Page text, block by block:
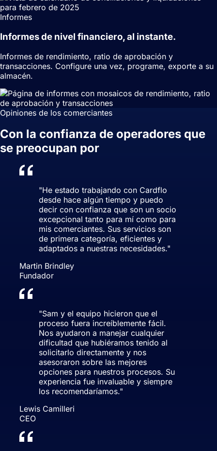
Informes
Informes de nivel financiero, al instante.
Informes de rendimiento, ratio de aprobación y
transacciones. Configure una vez, programe, exporte a su
almacén.
Opiniones de los comerciantes
Con la confianza de operadores que
se preocupan por
"He estado trabajando con Cardflo
desde hace algún tiempo y puedo
decir con confianza que son un socio
excepcional tanto para mí como para
mis comerciantes. Sus servicios son
de primera categoría, eficientes y
adaptados a nuestras necesidades."
Martin Brindley
Fundador
"Sam y el equipo hicieron que el
proceso fuera increíblemente fácil.
Nos ayudaron a manejar cualquier
dificultad que hubiéramos tenido al
solicitarlo directamente y nos
asesoraron sobre las mejores
opciones para nuestros procesos. Su
experiencia fue invaluable y siempre
los recomendaríamos."
Lewis Camilleri
CEO